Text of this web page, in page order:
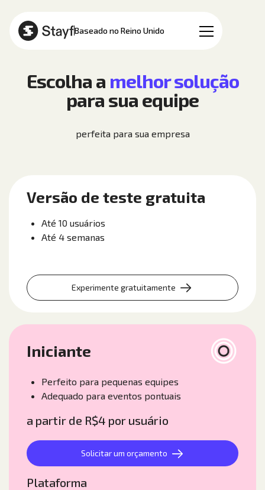
Baseado no Reino Unido
Escolha a melhor solução
para sua equipe
perfeita para sua empresa
Versão de teste gratuita
Até 10 usuários
Até 4 semanas
Experimente gratuitamente
Iniciante
Perfeito para pequenas equipes
Adequado para eventos pontuais
a partir de R$4 por usuário
Solicitar um orçamento
Plataforma